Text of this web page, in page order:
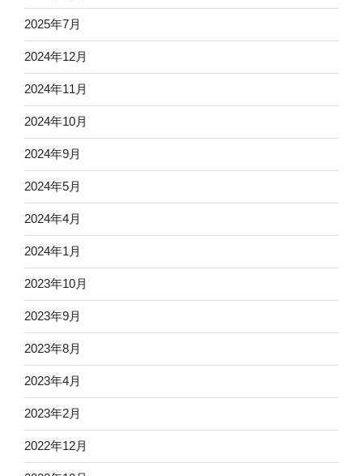
2025年7月
2024年12月
2024年11月
2024年10月
2024年9月
2024年5月
2024年4月
2024年1月
2023年10月
2023年9月
2023年8月
2023年4月
2023年2月
2022年12月